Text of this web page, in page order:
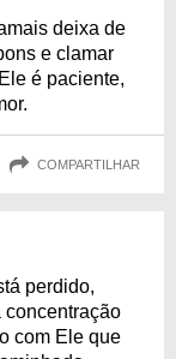
deixa de
e clamar
é paciente,
COMPARTILHAR
perdido,
concentração
com Ele que